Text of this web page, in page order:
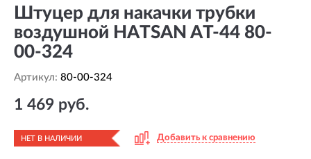
Штуцер для накачки трубки
воздушной HATSAN AT-44 80-
00-324
Артикул: 80-00-324
1 469 руб.
НЕТ В НАЛИЧИИ Добавить к сравнению